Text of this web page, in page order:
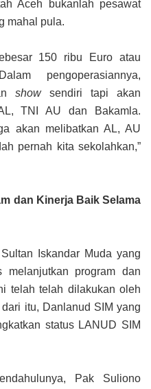
Aceh bukanlah pesawat
mahal pula.
150 ribu Euro atau
pengoperasiannya,
showsendiri tapi akan
TNI AU dan Bakamla.
akan melibatkan AL, AU
pernah kita sekolahkan,”
dan Kinerja Baik Selama
Iskandar Muda yang
melanjutkan program dan
telah telah dilakukan oleh
itu, Danlanud SIM yang
status LANUD SIM
Pak Suliono